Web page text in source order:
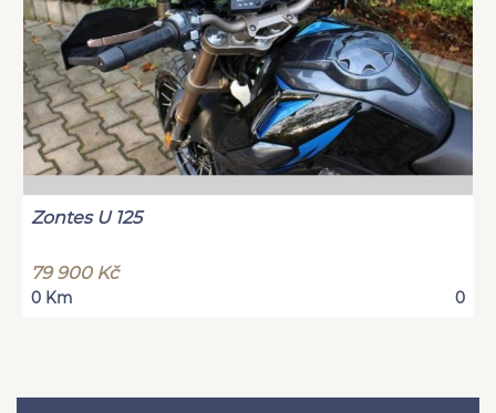
Zontes U 125
79 900 Kč
0 Km 0